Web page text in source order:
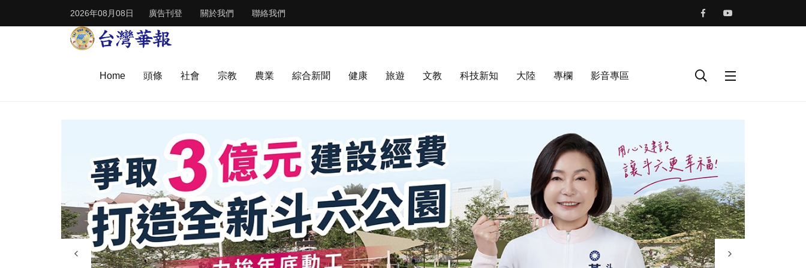
2026年08月08日 廣告刊登 關於我們 聯絡我們
Home 頭條 社會 宗教 農業 綜合新聞 健康 旅遊 文教 科技新知 大陸 專欄 影音專區